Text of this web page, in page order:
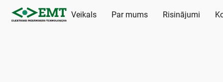
Veikals Par mums Risinājumi